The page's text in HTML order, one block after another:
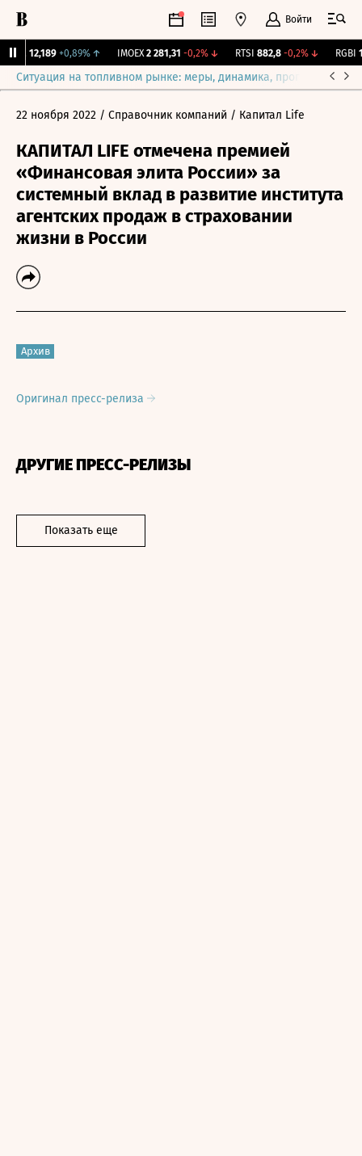
Войти
12,189 +0,89%↑ IMOEX 2 281,31 -0,2%↓ RTSI 882,8 -0,2%↓ RGBI
Ситуация на топливном рынке: меры, динамика, прогнозы
22 ноября 2022 / Справочник компаний / Капитал Life
КАПИТАЛ LIFE отмечена премией
«Финансовая элита России» за
системный вклад в развитие института
агентских продаж в страховании
жизни в России
Архив
Оригинал пресс-релиза
ДРУГИЕ ПРЕСС-РЕЛИЗЫ
Показать еще